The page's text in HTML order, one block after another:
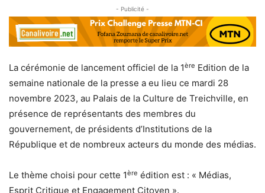
- Publicité -
La cérémonie de lancement officiel de la 1ère Edition de la
semaine nationale de la presse a eu lieu ce mardi 28
novembre 2023, au Palais de la Culture de Treichville, en
présence de représentants des membres du
gouvernement, de présidents d’Institutions de la
République et de nombreux acteurs du monde des médias.
Le thème choisi pour cette 1ère édition est : « Médias,
Esprit Critique et Engagement Citoyen ».